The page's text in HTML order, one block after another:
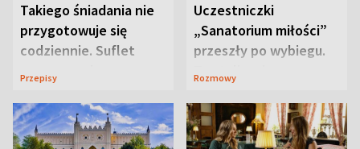
Takiego śniadania nie
przygotowuje się
codziennie. Suflet
serowy zachwyca
Przepisy
Uczestniczki
„Sanatorium miłości”
przeszły po wybiegu.
Te stylizacje
Rozmowy